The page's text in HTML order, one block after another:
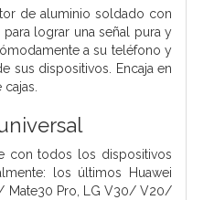
de aluminio soldado con
lograr una señal pura y
a su teléfono y
sus dispositivos. Encaja en
con todos los dispositivos
los últimos Huawei
Mate30 Pro, LG V30/ V20/